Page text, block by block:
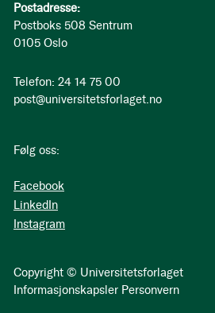
Postadresse:
Postboks 508 Sentrum
0105 Oslo
Telefon: 24 14 75 00
post@universitetsforlaget.no
Følg oss:
Facebook
LinkedIn
Instagram
Copyright © Universitetsforlaget
Informasjonskapsler Personvern